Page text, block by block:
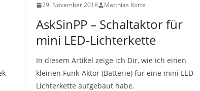
29. November 2018 Matthias Korte
AskSinPP – Schaltaktor für
mini LED-Lichterkette
In diesem Artikel zeige ich Dir, wie ich einen
kleinen Funk-Aktor (Batterie) für eine mini LED-
Lichterkette aufgebaut habe.